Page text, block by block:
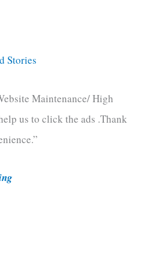
Stories
Maintenance/ High
us to click the ads .Thank